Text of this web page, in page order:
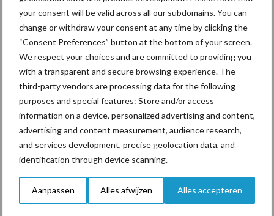
your consent will be valid across all our subdomains. You can
change or withdraw your consent at any time by clicking the
“Consent Preferences” button at the bottom of your screen.
We respect your choices and are committed to providing you
with a transparent and secure browsing experience. The
third-party vendors are processing data for the following
purposes and special features: Store and/or access
information on a device, personalized advertising and content,
advertising and content measurement, audience research,
and services development, precise geolocation data, and
identification through device scanning.
Aanpassen Alles afwijzen Alles accepteren
Themapagina's
Diergezondheid Bemesting Fokkerij
Bedrijfsnieuws
Ligbox &
Voerhekken